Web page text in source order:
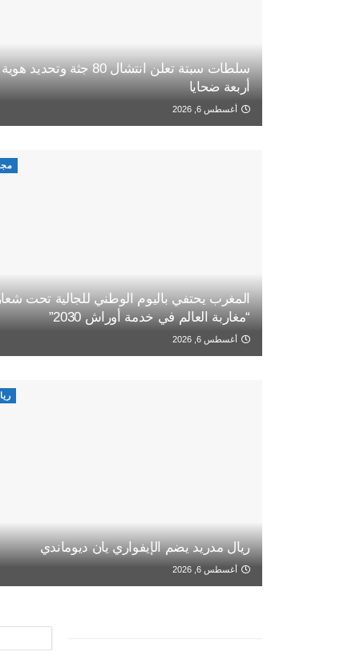
سلطات سبتة تعلن انتشال 80 جثة وتحديد هوية
أربعة ضحايا
أغسطس 6, 2026
المغرب يحتفي باليوم الوطني للجالية تحت
“مغاربة العالم في خدمة أوراش 2030”
أغسطس 6, 2026
ريال مدريد يضم الإيفواري يان ديوماندي
أغسطس 6, 2026